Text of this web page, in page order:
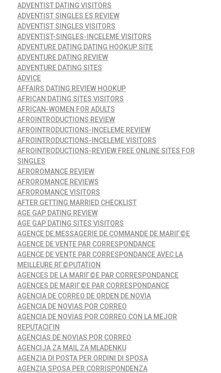
ADVENTIST DATING VISITORS
ADVENTIST SINGLES ES REVIEW
ADVENTIST SINGLES VISITORS
ADVENTIST-SINGLES-INCELEME VISITORS
ADVENTURE DATING DATING HOOKUP SITE
ADVENTURE DATING REVIEW
ADVENTURE DATING SITES
ADVICE
AFFAIRS DATING REVIEW HOOKUP
AFRICAN DATING SITES VISITORS
AFRICAN-WOMEN FOR ADULTS
AFROINTRODUCTIONS REVIEW
AFROINTRODUCTIONS-INCELEME REVIEW
AFROINTRODUCTIONS-INCELEME VISITORS
AFROINTRODUCTIONS-REVIEW FREE ONLINE SITES FOR
SINGLES
AFROROMANCE REVIEW
AFROROMANCE REVIEWS
AFROROMANCE VISITORS
AFTER GETTING MARRIED CHECKLIST
AGE GAP DATING REVIEW
AGE GAP DATING SITES VISITORS
AGENCE DE MESSAGERIE DE COMMANDE DE MARIГ©E
AGENCE DE VENTE PAR CORRESPONDANCE
AGENCE DE VENTE PAR CORRESPONDANCE AVEC LA
MEILLEURE RГ©PUTATION
AGENCES DE LA MARIГ©E PAR CORRESPONDANCE
AGENCES DE MARIГ©E PAR CORRESPONDANCE
AGENCIA DE CORREO DE ORDEN DE NOVIA
AGENCIA DE NOVIAS POR CORREO
AGENCIA DE NOVIAS POR CORREO CON LA MEJOR
REPUTACIГІN
AGENCIAS DE NOVIAS POR CORREO
AGENCIJA ZA MAIL ZA MLADENKU
AGENZIA DI POSTA PER ORDINI DI SPOSA
AGENZIA SPOSA PER CORRISPONDENZA